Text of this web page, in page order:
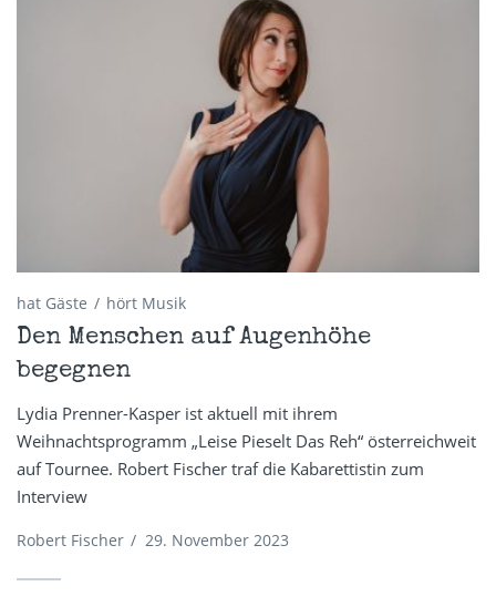
hat Gäste hört Musik
Den Menschen auf Augenhöhe
begegnen
Lydia Prenner-Kasper ist aktuell mit ihrem
Weihnachtsprogramm „Leise Pieselt Das Reh“ österreichweit
auf Tournee. Robert Fischer traf die Kabarettistin zum
Interview
Robert Fischer / 29. November 2023